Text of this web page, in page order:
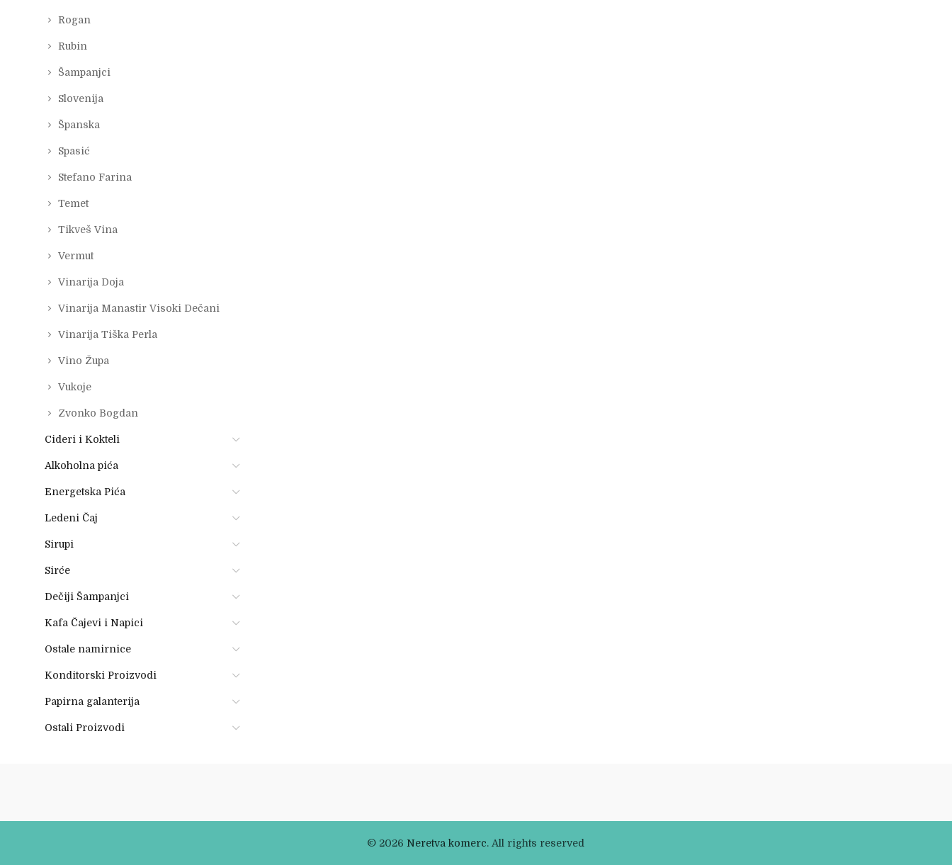
Rogan
Rubin
Šampanjci
Slovenija
Španska
Spasić
Stefano Farina
Temet
Tikveš Vina
Vermut
Vinarija Doja
Vinarija Manastir Visoki Dečani
Vinarija Tiška Perla
Vino Župa
Vukoje
Zvonko Bogdan
Cideri i Kokteli
Alkoholna pića
Energetska Pića
Ledeni Čaj
Sirupi
Sirće
Dečiji Šampanjci
Kafa Čajevi i Napici
Ostale namirnice
Konditorski Proizvodi
Papirna galanterija
Ostali Proizvodi
© 2026 Neretva komerc. All rights reserved